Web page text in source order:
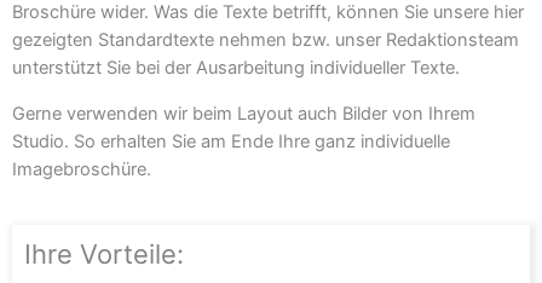
Broschüre wider. Was die Texte betrifft, können Sie unsere hier
gezeigten Standardtexte nehmen bzw. unser Redaktionsteam
unterstützt Sie bei der Ausarbeitung individueller Texte.
Gerne verwenden wir beim Layout auch Bilder von Ihrem
Studio. So erhalten Sie am Ende Ihre ganz individuelle
Imagebroschüre.
Ihre Vorteile: